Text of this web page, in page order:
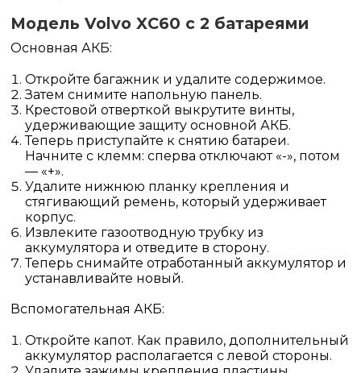
Модель Volvo XC60 с 2 батареями
Основная АКБ:
Откройте багажник и удалите содержимое.
Затем снимите напольную панель.
Крестовой отверткой выкрутите винты,
удерживающие защиту основной АКБ.
Теперь приступайте к снятию батареи.
Начните с клемм: сперва отключают «-», потом
— «+».
Удалите нижнюю планку крепления и
стягивающий ремень, который удерживает
корпус.
Извлеките газоотводную трубку из
аккумулятора и отведите в сторону.
Теперь снимайте отработанный аккумулятор и
устанавливайте новый.
Вспомогательная АКБ:
Откройте капот. Как правило, дополнительный
аккумулятор располагается с левой стороны.